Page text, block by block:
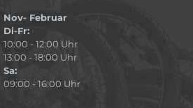
Nov- Februar
Di-Fr:
10:00 - 12:00 Uhr
13:00 - 18:00 Uhr
Sa:
09:00 - 16:00 Uhr